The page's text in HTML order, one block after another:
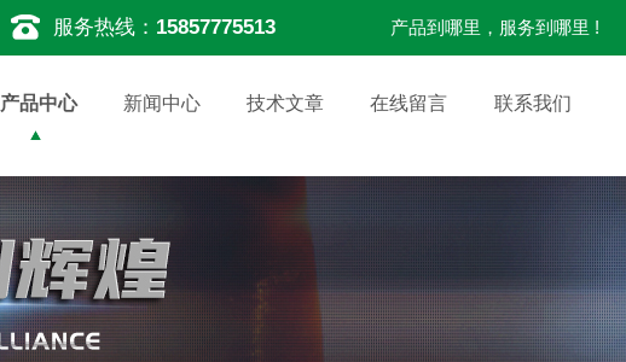
服务热线： 15857775513 产品到哪里，服务到哪里 !
产品中心 新闻中心 技术文章 在线留言 联系我们